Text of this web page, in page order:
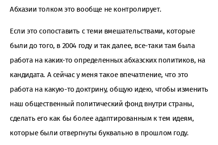
Абхазии толком это вообще не контролирует.
Если это сопоставить с теми вмешательствами, которые
были до того, в 2004 году и так далее, все-таки там была
работа на каких-то определенных абхазских политиков, на
кандидата. А сейчас у меня такое впечатление, что это
работа на какую-то доктрину, общую идею, чтобы изменить
наш общественный политический фонд внутри страны,
сделать его как бы более адаптированным к тем идеям,
которые были отвергнуты буквально в прошлом году.